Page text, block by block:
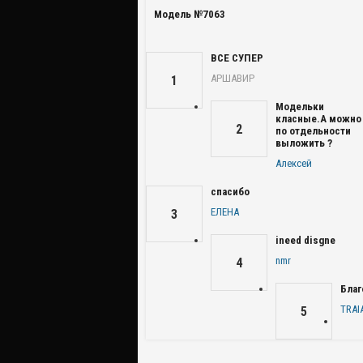
Модель №7063
1
ВСЕ СУПЕР
АРШАВИР
2
Модельки
класные.А можно
по отдельности
выложить ?
Алексей
3
спасибо
ЕЛЕНА
4
ineed disgne
nmr
5